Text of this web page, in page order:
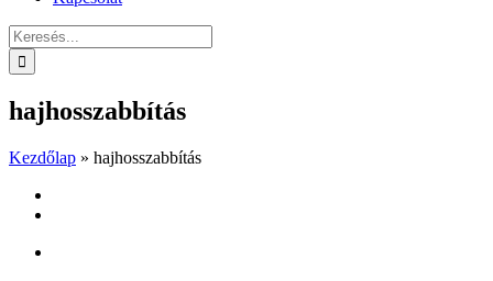
Keresés...
hajhosszabbítás
Kezdőlap » hajhosszabbítás